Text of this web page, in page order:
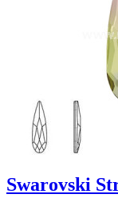
Swarovski